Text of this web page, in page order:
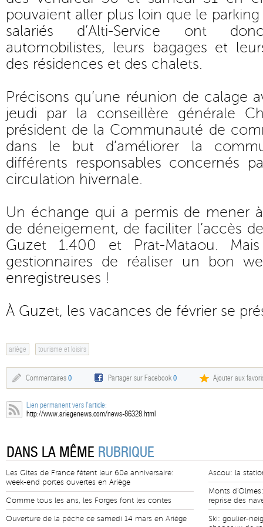
pouvaient aller plus loin que le
salariés d’Alti-Service ont
automobilistes, leurs bagages et
des résidences et des chalets.
Précisons qu’une réunion de calage
jeudi par la conseillère générale
président de la Communauté de
dans le but d’améliorer la
différents responsables concernés
circulation hivernale.
Un échange qui a permis de mener
de déneigement, de faciliter l’accès
Guzet 1.400 et Prat-Mataou.
gestionnaires de réaliser un bon
enregistreuses !
À Guzet, les vacances de février se
ariège tourisme et loisirs
Commentaires 0 Partager sur Facebook0 Ajouter aux
Lien permanent vers l'article:
http://www.ariegenews.com/news-86328.html
DANS LA MÊME RUBRIQUE
Les Gites de France fêtent leur 60e anniversaire:
week-end portes ouvertes en Ariège
Comme tous les ans, les Forges font les contes
Ouverture de la pêche ce samedi 14 mars en Ariège
Ascou: la
Monts
reprise des
Ski: goulier-